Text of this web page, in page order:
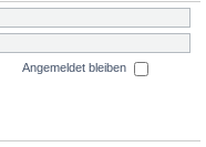
Angemeldet bleiben